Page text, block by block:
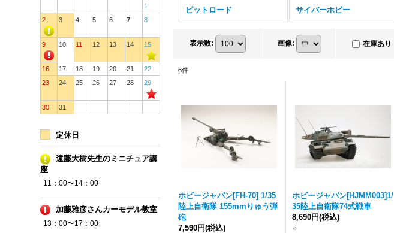
1
2
3 4 5 6 7 8
9 10 11 12 13 14 15
16 17 18 19 20 21
22
23
24 25 26 27 28 29
30 31
定休日
遠藤大樹先生のミニチュア講
座
11：00〜14：00
加藤雅彦さんカーモデル教室
13：00〜17：00
ピットロード サイバーホビー
表示数: 画像: 在庫あり
6件
ホビージャパン[FH-70] 1/35
陸上自衛隊 155mmりゅう弾
砲
7,590円(税込)
ホビージャパン[HJMM003]1/
35陸上自衛隊74式戦車
8,690円(税込)
×